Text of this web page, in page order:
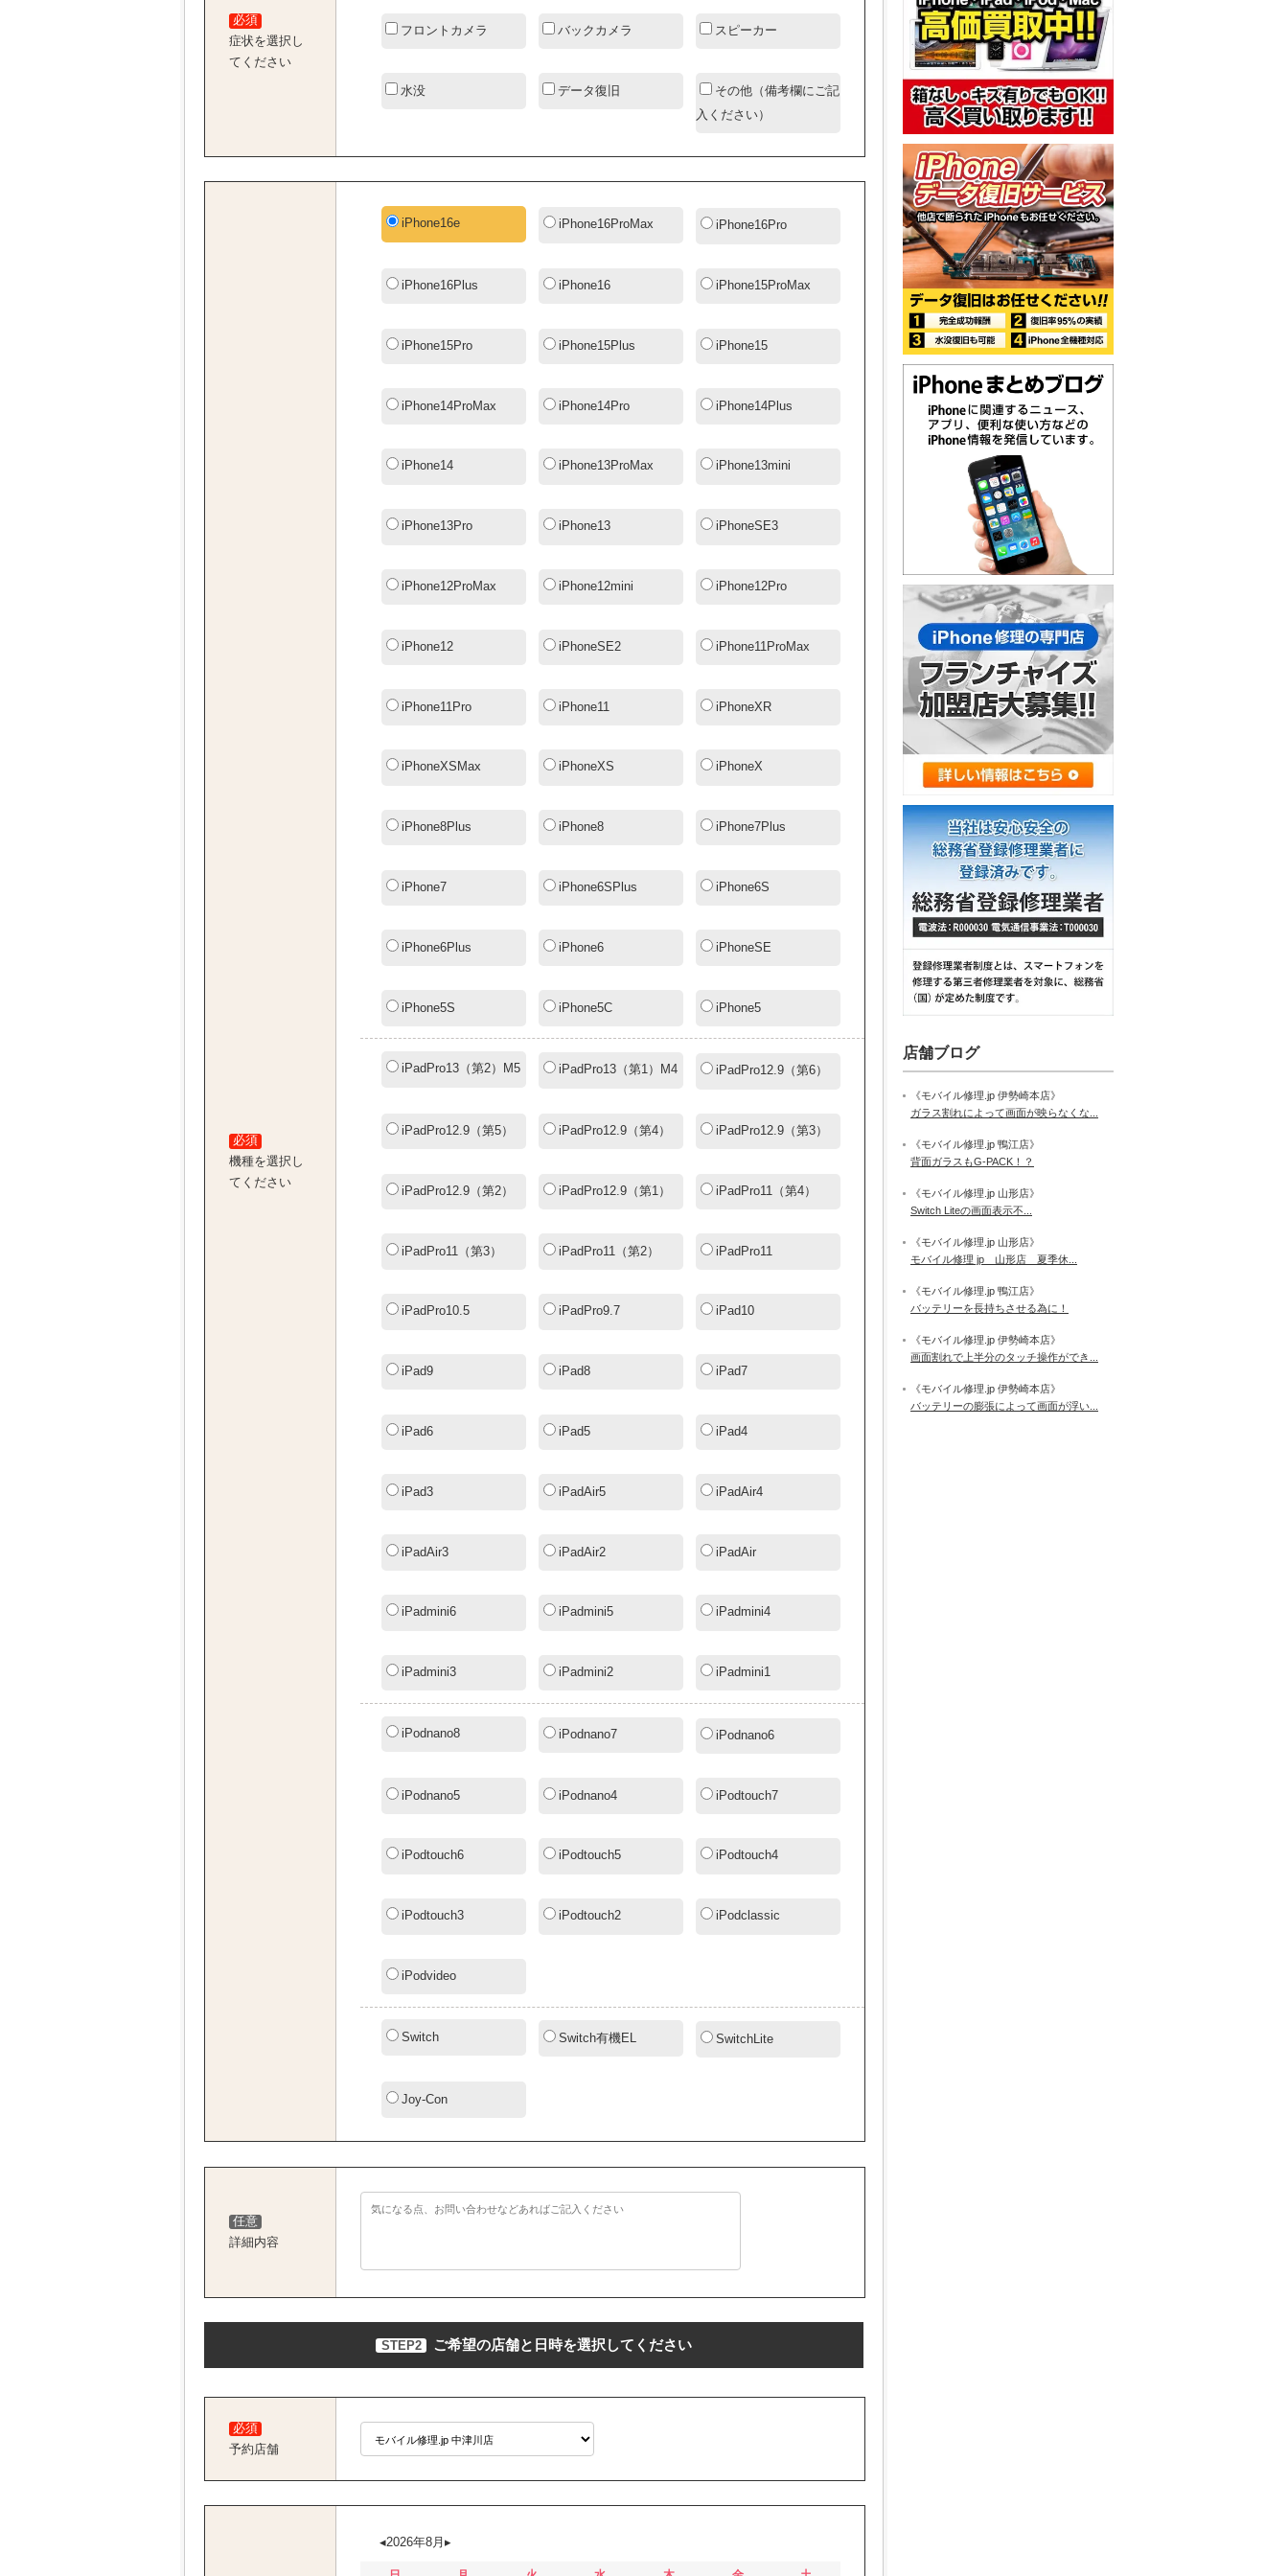
必須
症状を選択し
てください
フロントカメラ バックカメラ スピーカー
水没 データ復旧
その他（備考欄にご記
入ください）
必須
機種を選択し
てください
iPhone16e iPhone16ProMax iPhone16Pro
iPhone16Plus iPhone16 iPhone15ProMax
iPhone15Pro iPhone15Plus iPhone15
iPhone14ProMax iPhone14Pro iPhone14Plus
iPhone14 iPhone13ProMax iPhone13mini
iPhone13Pro iPhone13 iPhoneSE3
iPhone12ProMax iPhone12mini iPhone12Pro
iPhone12 iPhoneSE2 iPhone11ProMax
iPhone11Pro iPhone11 iPhoneXR
iPhoneXSMax iPhoneXS iPhoneX
iPhone8Plus iPhone8 iPhone7Plus
iPhone7 iPhone6SPlus iPhone6S
iPhone6Plus iPhone6 iPhoneSE
iPhone5S iPhone5C iPhone5
iPadPro13（第2）M5 iPadPro13（第1）M4 iPadPro12.9（第6）
iPadPro12.9（第5） iPadPro12.9（第4） iPadPro12.9（第3）
iPadPro12.9（第2） iPadPro12.9（第1） iPadPro11（第4）
iPadPro11（第3） iPadPro11（第2） iPadPro11
iPadPro10.5 iPadPro9.7 iPad10
iPad9 iPad8 iPad7
iPad6 iPad5 iPad4
iPad3 iPadAir5 iPadAir4
iPadAir3 iPadAir2 iPadAir
iPadmini6 iPadmini5 iPadmini4
iPadmini3 iPadmini2 iPadmini1
iPodnano8 iPodnano7 iPodnano6
iPodnano5 iPodnano4 iPodtouch7
iPodtouch6 iPodtouch5 iPodtouch4
iPodtouch3 iPodtouch2 iPodclassic
iPodvideo
Switch Switch有機EL SwitchLite
Joy-Con
任意
詳細内容
STEP2 ご希望の店舗と日時を選択してください
必須
予約店舗
2026年8月
店舗ブログ
《モバイル修理.jp 伊勢崎本店》
ガラス割れによって画面が映らなくな...
《モバイル修理.jp 鴨江店》
背面ガラスもG-PACK！？
《モバイル修理.jp 山形店》
Switch Liteの画面表示不...
《モバイル修理.jp 山形店》
モバイル修理 jp 山形店 夏季休...
《モバイル修理.jp 鴨江店》
バッテリーを長持ちさせる為に！
《モバイル修理.jp 伊勢崎本店》
画面割れで上半分のタッチ操作ができ...
《モバイル修理.jp 伊勢崎本店》
バッテリーの膨張によって画面が浮い...